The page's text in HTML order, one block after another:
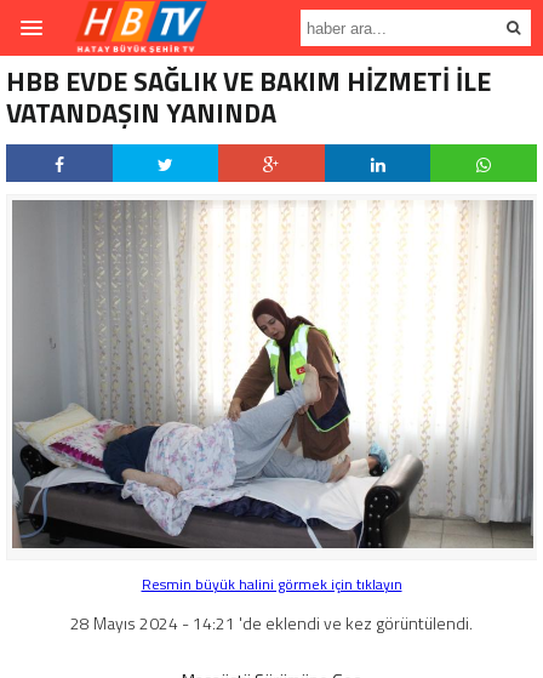
HBB EVDE SAĞLIK VE BAKIM HİZMETİ İLE
VATANDAŞIN YANINDA
Resmin büyük halini görmek için tıklayın
28 Mayıs 2024 - 14:21 'de eklendi ve kez görüntülendi.